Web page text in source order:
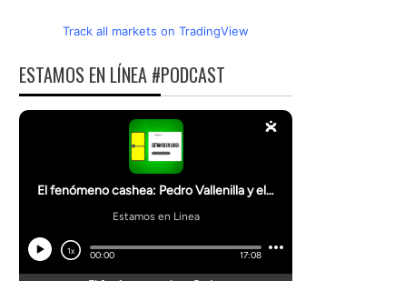
Track all markets on TradingView
ESTAMOS EN LÍNEA #PODCAST